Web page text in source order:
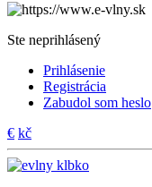
Ste neprihlásený
Prihlásenie
Registrácia
Zabudol som heslo
€ kč